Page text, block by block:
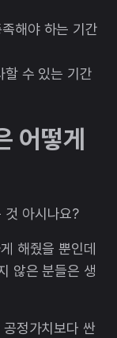
해야 하는 기간
할 수 있는 기간
어떻게
것 아시나요?
해줬을 뿐인데
않은 분들은 생
정가치보다 싼